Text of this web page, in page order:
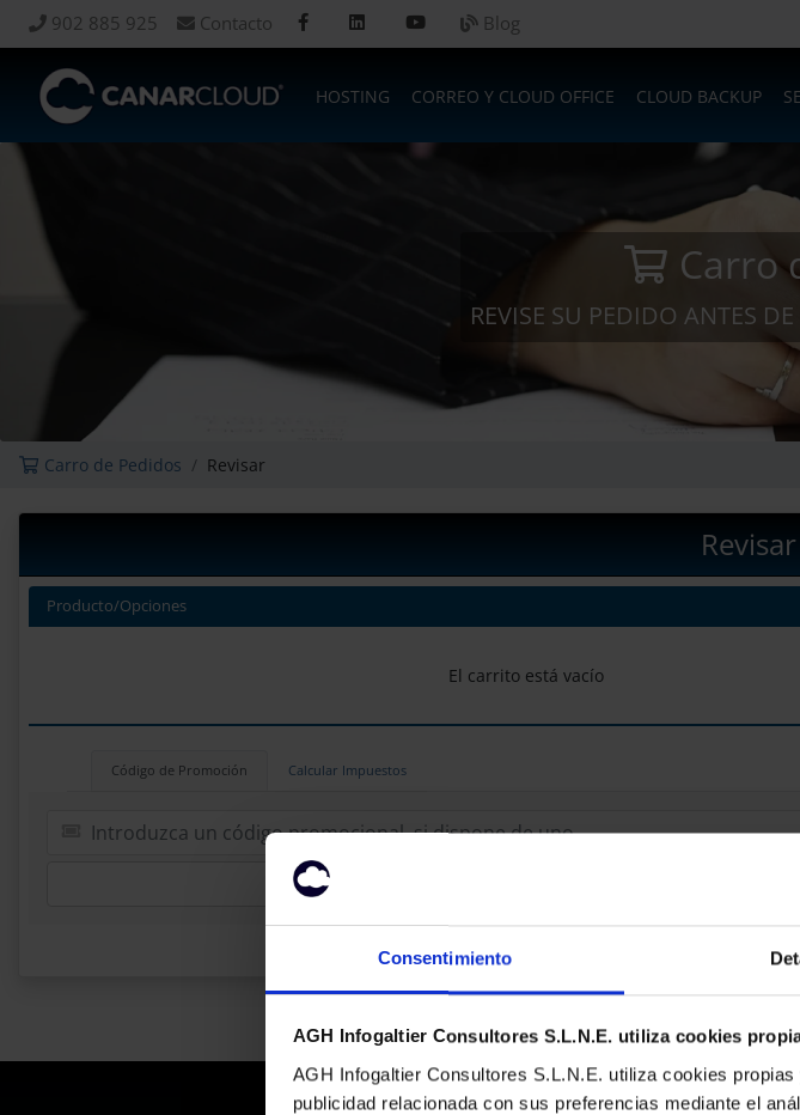
Consentimiento
AGH Infogaltier Consultores S.L.N.E. utiliza cookies
AGH Infogaltier Consultores S.L.N.E. utiliza cookies
publicidad relacionada con sus preferencias mediante el
902 885 925 Contacto Blog
HOSTING CORREO Y CLOUD OFFICE CLOUD BACKUP
Carro
REVISE SU PEDIDO ANTES
Carro de Pedidos Revisar
Producto/Opciones
El carrito está vacío
Código de Promoción Calcular Impuestos